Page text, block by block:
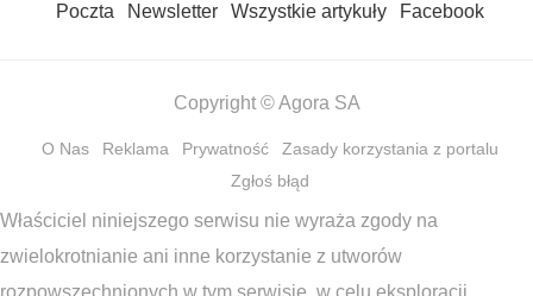
Poczta Newsletter Wszystkie artykuły Facebook
Copyright © Agora SA
O Nas Reklama Prywatność
Zasady korzystania z portalu
Zgłoś błąd
Właściciel niniejszego serwisu nie wyraża zgody na
zwielokrotnianie ani inne korzystanie z utworów
rozpowszechnionych w tym serwisie, w celu eksploracji